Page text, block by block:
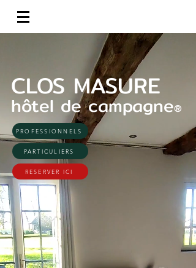
CLOS MASURE
hôtel de campagne®
PROFESSIONNELS
PARTICULIERS
RESERVER ICI